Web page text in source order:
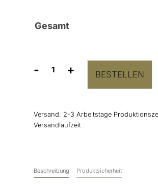
Gesamt
-
Hochzeitssiegel
+ BESTELLEN
Versand: 2-3 Arbeitstage
Versandlaufzeit
Beschreibung Produktsicherheit